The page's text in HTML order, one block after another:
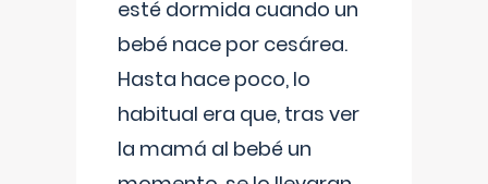
esté dormida cuando un
bebé nace por cesárea.
Hasta hace poco, lo
habitual era que, tras ver
la mamá al bebé un